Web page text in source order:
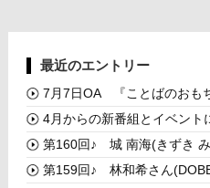
最近のエントリー
7月7日OA 『ことばのおも
4月からの新番組とイベント
第160回♪ 城 南海(きずき
第159回♪ 林和希さん